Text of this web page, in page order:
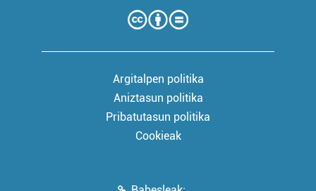
Argitalpen politika
Aniztasun politika
Pribatutasun politika
Cookieak